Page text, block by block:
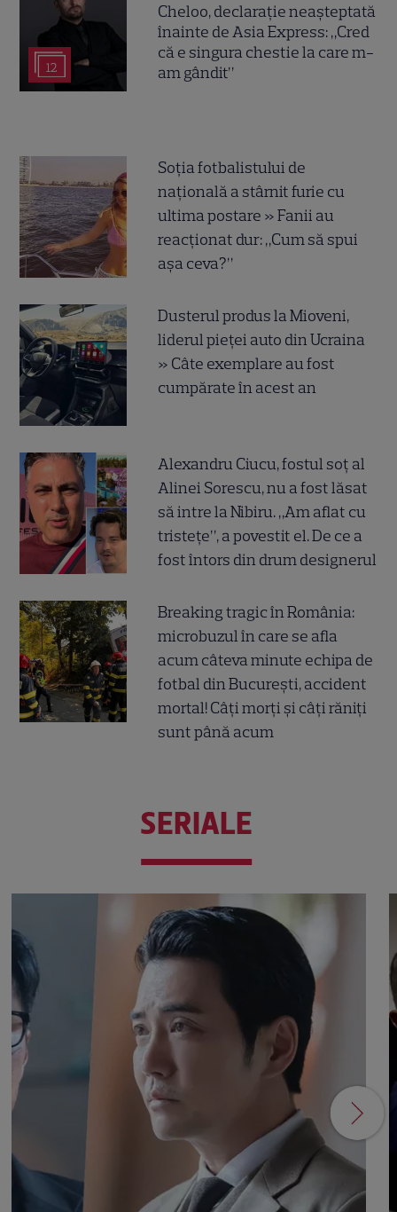
12
Cheloo, declarație neașteptată
înainte de Asia Express: „Cred
că e singura chestie la care m-
am gândit”
Soția fotbalistului de
națională a stârnit furie cu
ultima postare » Fanii au
reacționat dur: „Cum să spui
așa ceva?”
Dusterul produs la Mioveni,
liderul pieței auto din Ucraina
» Câte exemplare au fost
cumpărate în acest an
Alexandru Ciucu, fostul soț al
Alinei Sorescu, nu a fost lăsat
să intre la Nibiru. „Am aflat cu
tristețe”, a povestit el. De ce a
fost întors din drum designerul
Breaking tragic în România:
microbuzul în care se afla
acum câteva minute echipa de
fotbal din București, accident
mortal! Câți morți și câți răniți
sunt până acum
SERIALE